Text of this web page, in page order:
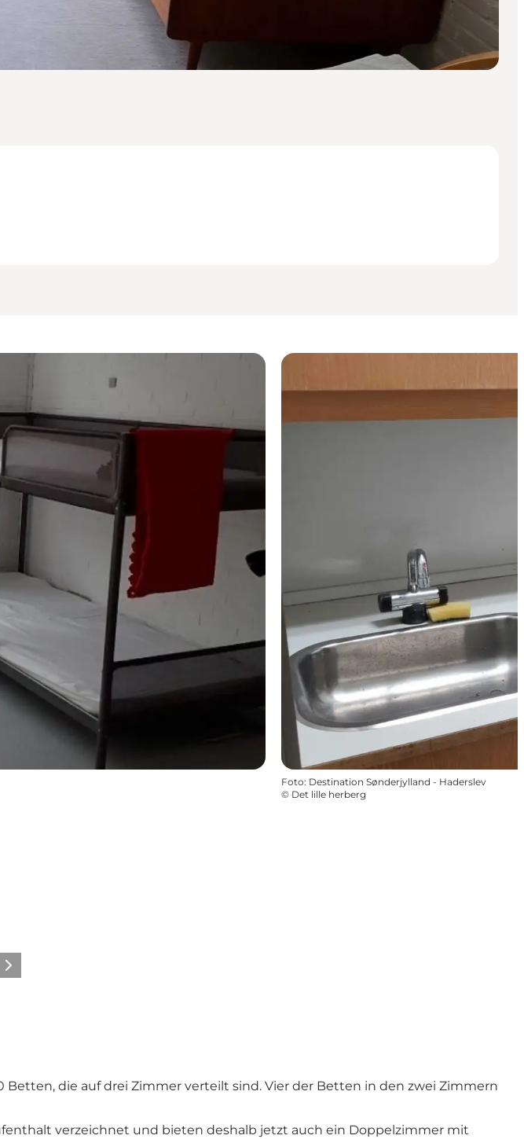
Foto: Destination Sønderjylland - Haderslev
© Det lille herberg
Weiter
Betten, die auf drei Zimmer verteilt sind. Vier der Betten in den zwei Zimmern
verzeichnet und bieten deshalb jetzt auch ein Doppelzimmer mit